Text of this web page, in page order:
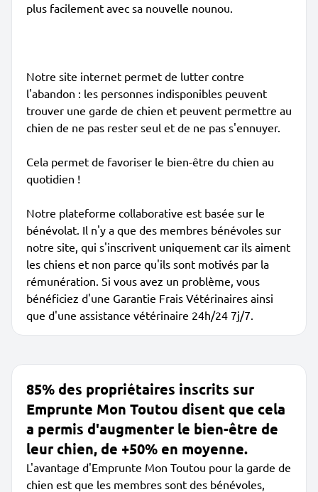
plus facilement avec sa nouvelle nounou.
Notre site internet permet de lutter contre
l'abandon : les personnes indisponibles peuvent
trouver une garde de chien et peuvent permettre au
chien de ne pas rester seul et de ne pas s'ennuyer.
Cela permet de favoriser le bien-être du chien au
quotidien !
Notre plateforme collaborative est basée sur le
bénévolat. Il n'y a que des membres bénévoles sur
notre site, qui s'inscrivent uniquement car ils aiment
les chiens et non parce qu'ils sont motivés par la
rémunération. Si vous avez un problème, vous
bénéficiez d'une Garantie Frais Vétérinaires ainsi
que d'une assistance vétérinaire 24h/24 7j/7.
85% des propriétaires inscrits sur
Emprunte Mon Toutou disent que cela
a permis d'augmenter le bien-être de
leur chien, de +50% en moyenne.
L'avantage d'Emprunte Mon Toutou pour la garde de
chien est que les membres sont des bénévoles,